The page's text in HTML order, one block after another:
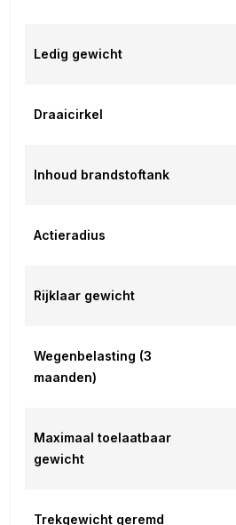
Ledig gewicht
Draaicirkel
Inhoud brandstoftank
Actieradius
Rijklaar gewicht
Wegenbelasting (3
maanden)
Maximaal toelaatbaar
gewicht
Trekgewicht geremd